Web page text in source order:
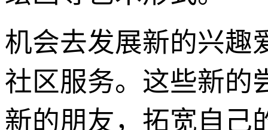
机会去发展新的兴趣
社区服务。这些新的
新的朋友，拓宽自己